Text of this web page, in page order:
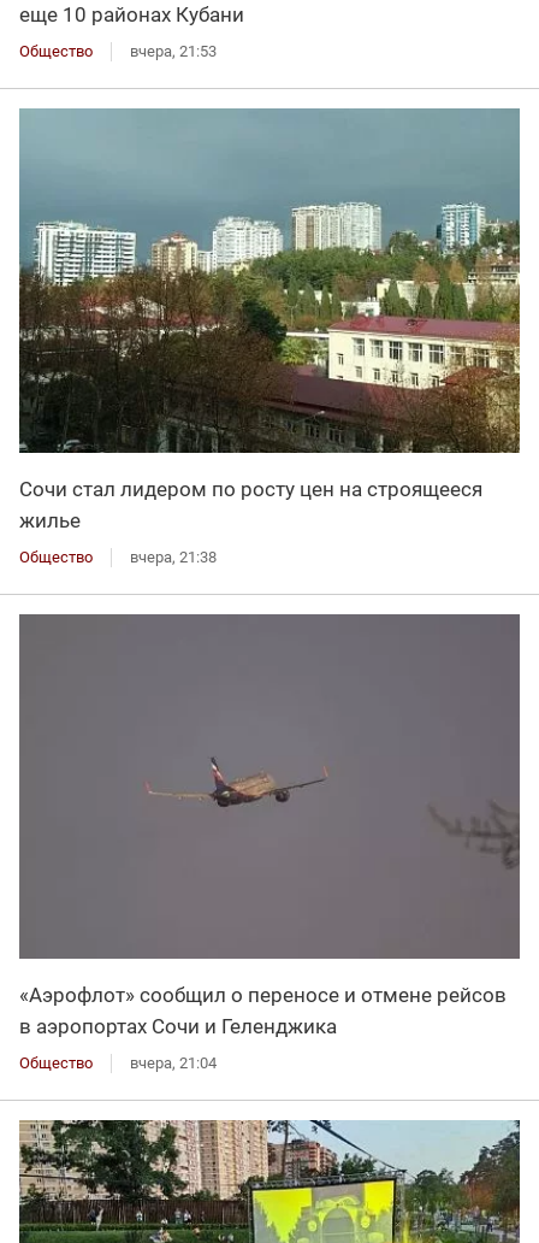
еще 10 районах Кубани
Общество вчера, 21:53
Сочи стал лидером по росту цен на строящееся
жилье
Общество вчера, 21:38
«Аэрофлот» сообщил о переносе и отмене рейсов
в аэропортах Сочи и Геленджика
Общество вчера, 21:04